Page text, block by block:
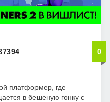
0
платформер, где
в бешеную гонку с